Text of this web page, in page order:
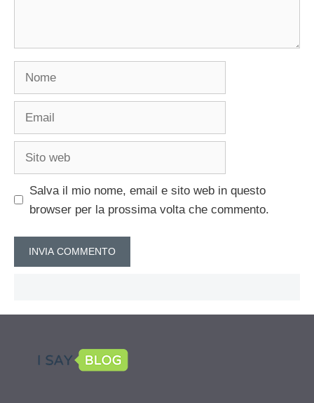
Nome
Email
Sito
Salva il mio nome, email e sito web in questo
browser per la prossima volta che commento.